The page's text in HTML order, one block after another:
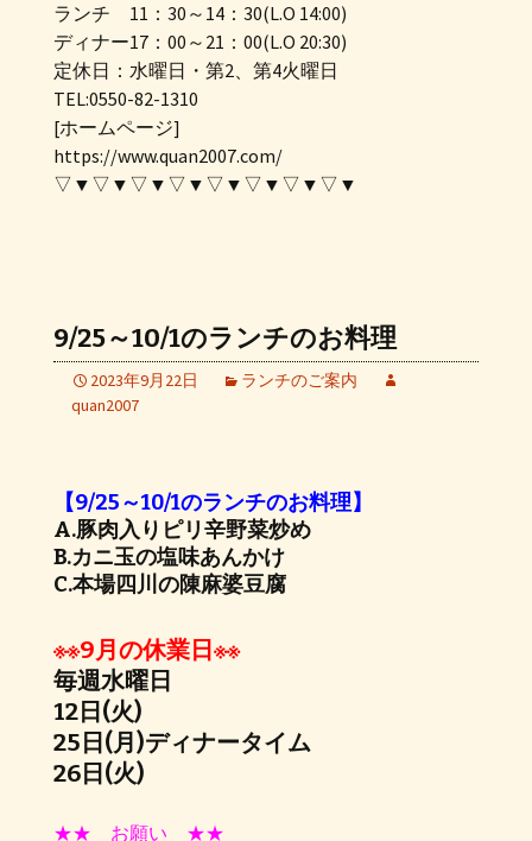
ランチ 11：30～14：30(L.O 14:00)
ディナー17：00～21：00(L.O 20:30)
定休日：水曜日・第2、第4火曜日
TEL:0550-82-1310
[ホームページ]
https://www.quan2007.com/
▽▼▽▼▽▼▽▼▽▼▽▼▽▼▽▼
9/25～10/1のランチのお料理
2023年9月22日
ランチのご案内
quan2007
【9/25～10/1のランチのお料理】
A.豚肉入りピリ辛野菜炒め
B.カニ玉の塩味あんかけ
C.本場四川の陳麻婆豆腐
※※9月の休業日※※
毎週水曜日
12日(火)
25日(月)ディナータイム
26日(火)
★★ お願い ★★